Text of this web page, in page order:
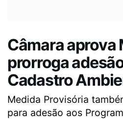
Câmara aprova
prorroga
Cadastro
Medida Provisória
para adesão aos